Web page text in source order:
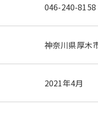
046-240-8158
神奈川県厚木
2021年4月